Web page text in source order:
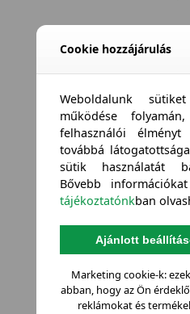
Cookie hozzájárulás
Weboldalunk
működése
felhasználói élményt
továbbá
sütik használatát
Bővebb
tájékoztatónkban
Ajánlott
Marketing cookie-k:
abban, hogy az Ön
reklámokat és
Összes vízállóság